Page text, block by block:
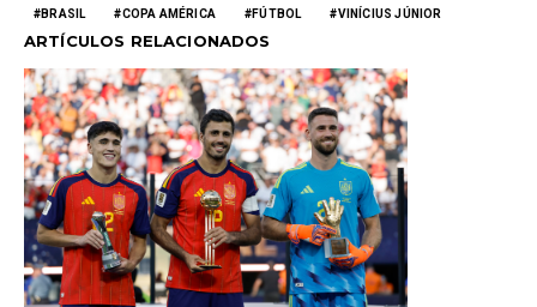
BRASIL COPA AMÉRICA FÚTBOL VINÍCIUS JÚNIOR
ARTÍCULOS RELACIONADOS